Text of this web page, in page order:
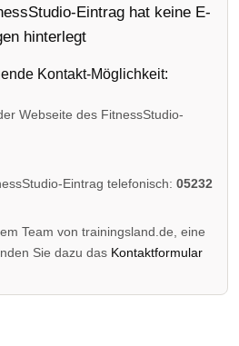
Eintrag hat keine E-
hinterlegt
Kontakt-Möglichkeit:
Webseite des FitnessStudio-
Eintrag telefonisch:05232
Team von trainingsland.de, eine
Sie dazu das Kontaktformular